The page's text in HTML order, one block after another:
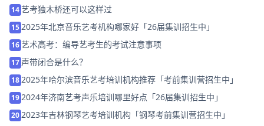
14艺考独木桥还可以这样过
152025年北京音乐艺考机构哪家好「26届集训招生中」
16艺术高考：编导艺考生的考试注意事项
17 声带闭合是什么？
182025年哈尔滨音乐艺考培训机构推荐「考前集训营招生中」
192024年济南艺考声乐培训哪里好点「26届集训招生中」
202023年吉林钢琴艺考培训机构「钢琴考前集训营招生中」